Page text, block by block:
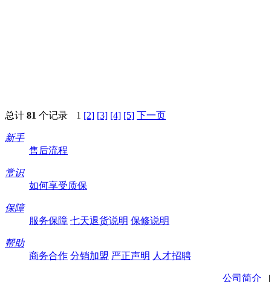
总计 81 个记录 1 [2] [3] [4] [5] 下一页
新手
售后流程
常识
如何享受质保
保障
服务保障 七天退货说明 保修说明
帮助
商务合作 分销加盟 严正声明 人才招聘
公司简介